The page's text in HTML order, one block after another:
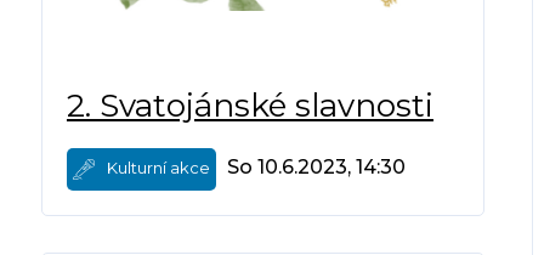
2. Svatojánské slavnosti
Kulturní akce So 10.6.2023, 14:30